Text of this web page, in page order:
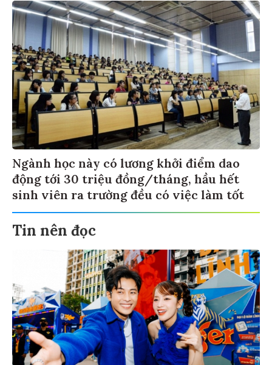
Ngành học này có lương khởi điểm dao
động tới 30 triệu đồng/tháng, hầu hết
sinh viên ra trường đều có việc làm tốt
Tin nên đọc